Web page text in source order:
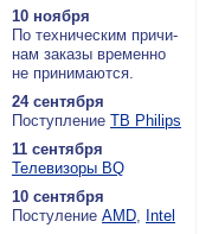
10 ноября
По тех­ни­че­ским при­чи­
нам за­ка­зы вре­мен­но
не при­ни­ма­ют­ся.
24 сентября
По­ступ­ле­ние ТВ Philips
11 сентября
Теле­ви­зо­ры BQ
10 сентября
По­сту­ле­ние AMD, Intel